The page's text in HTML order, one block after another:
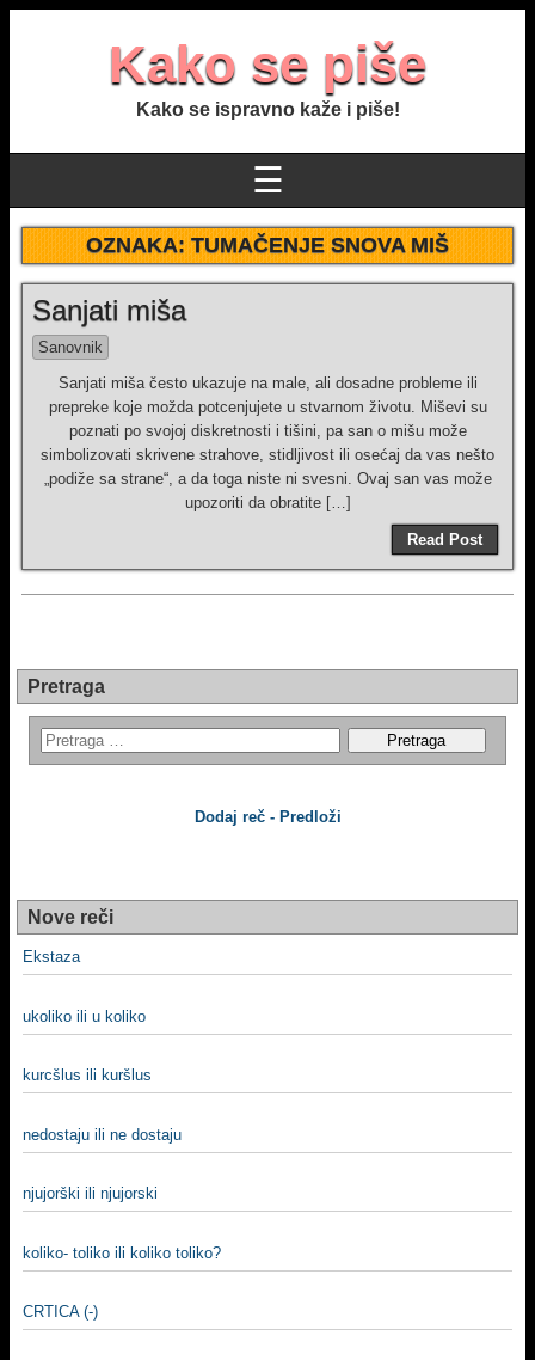
Kako se piše
Kako se ispravno kaže i piše!
☰
OZNAKA:TUMAČENJE SNOVA MIŠ
Sanjati miša
Sanovnik
Sanjati miša često ukazuje na male, ali dosadne probleme ili
prepreke koje možda potcenjujete u stvarnom životu. Miševi su
poznati po svojoj diskretnosti i tišini, pa san o mišu može
simbolizovati skrivene strahove, stidljivost ili osećaj da vas nešto
„podiže sa strane“, a da toga niste ni svesni. Ovaj san vas može
upozoriti da obratite […]
Read Post
Pretraga
Dodaj reč - Predloži
Nove reči
Ekstaza
ukoliko ili u koliko
kurcšlus ili kuršlus
nedostaju ili ne dostaju
njujorški ili njujorski
koliko- toliko ili koliko toliko?
CRTICA (-)